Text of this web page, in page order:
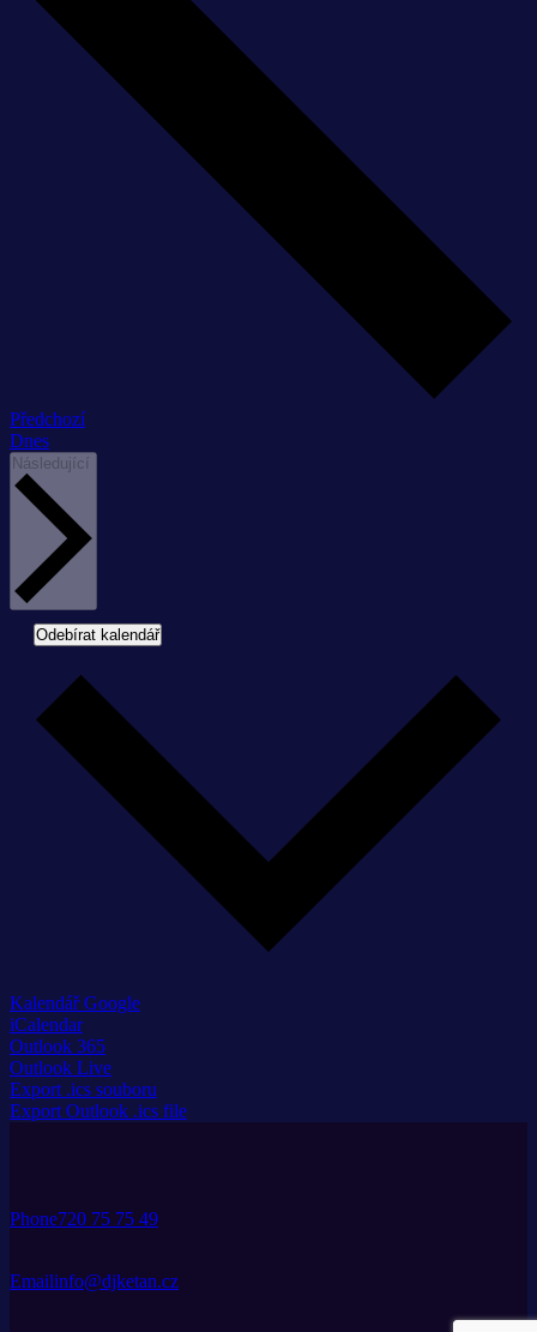
PředchozíAkce
Dnes
Následující
Odebírat kalendář
Kalendář Google
iCalendar
Outlook 365
Outlook Live
Export .ics souboru
Export Outlook .ics file
Phone720 75 75 49
Emailinfo@djketan.cz